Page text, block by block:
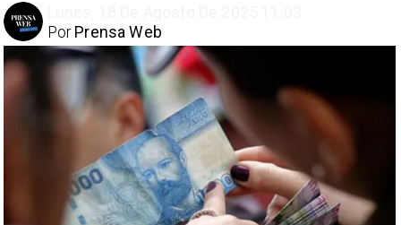
Prensa Web
Por